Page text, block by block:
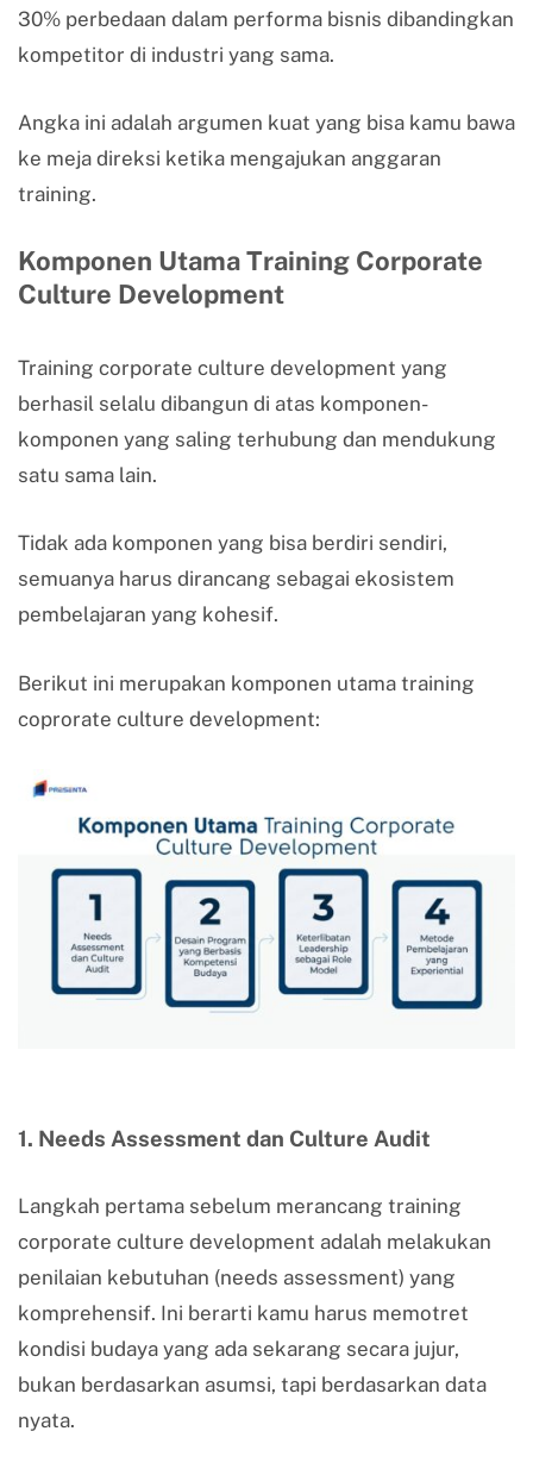
30% perbedaan dalam performa bisnis dibandingkan
kompetitor di industri yang sama.
Angka ini adalah argumen kuat yang bisa kamu bawa
ke meja direksi ketika mengajukan anggaran
training.
Komponen Utama Training Corporate
Culture Development
Training corporate culture development yang
berhasil selalu dibangun di atas komponen-
komponen yang saling terhubung dan mendukung
satu sama lain.
Tidak ada komponen yang bisa berdiri sendiri,
semuanya harus dirancang sebagai ekosistem
pembelajaran yang kohesif.
Berikut ini merupakan komponen utama training
coprorate culture development:
1. Needs Assessment dan Culture Audit
Langkah pertama sebelum merancang training
corporate culture development adalah melakukan
penilaian kebutuhan (needs assessment) yang
komprehensif. Ini berarti kamu harus memotret
kondisi budaya yang ada sekarang secara jujur,
bukan berdasarkan asumsi, tapi berdasarkan data
nyata.